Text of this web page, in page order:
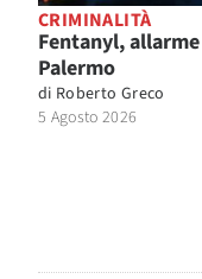
CRIMINALITÀ
Fentanyl,
Palermo
di Roberto Greco
5 Agosto 2026